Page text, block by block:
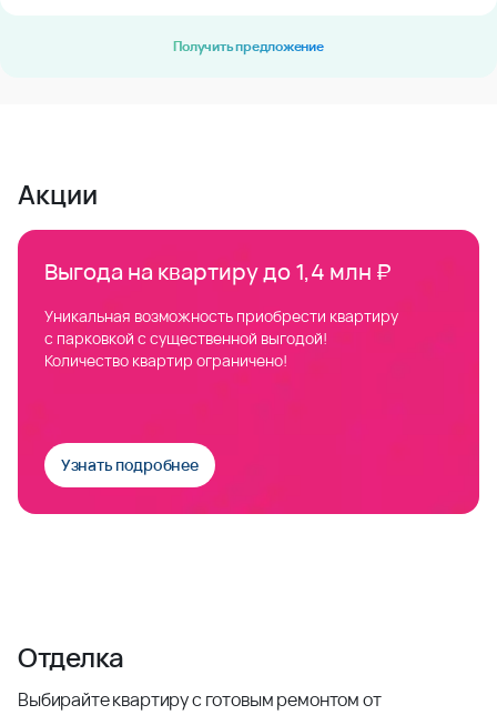
Получить предложение
Акции
Выгода на квартиру до 1,4 млн ₽
Уникальная возможность приобрести квартиру
с парковкой с существенной выгодой!
Количество квартир ограничено!
Узнать подробнее
Отделка
Выбирайте квартиру с готовым ремонтом от